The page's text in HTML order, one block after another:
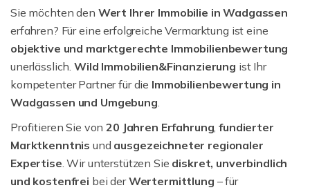
Sie möchten den Wert Ihrer Immobilie in Wadgassen
erfahren? Für eine erfolgreiche Vermarktung ist eine
objektive und marktgerechte Immobilienbewertung
unerlässlich. Wild Immobilien&Finanzierung ist Ihr
kompetenter Partner für die Immobilienbewertung in
Wadgassen und Umgebung.
Profitieren Sie von20 Jahren Erfahrung,fundierter
Marktkenntnis und ausgezeichneter regionaler
Expertise. Wir unterstützen Sie diskret, unverbindlich
und kostenfrei bei derWertermittlung – für